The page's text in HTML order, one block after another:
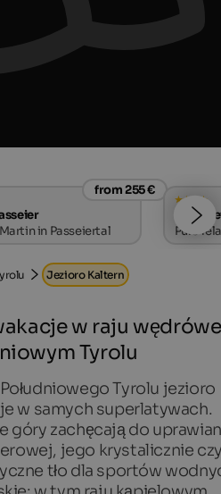
from 255 €
in Passeiertal
Hotel
Pure
Jezioro Kaltern
w raju
Tyrolu
Południowego Tyrolu jezioro
w samych superlatywach.
góry zachęcają do
jego krystalicznie
tło dla sportów